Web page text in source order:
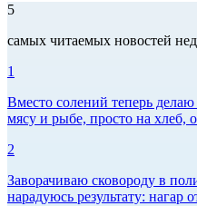
5
самых читаемых новостей
1
Вместо солений теперь
мясу и рыбе, просто на хлеб,
2
Заворачиваю сковороду в
нарадуюсь результату: нагар